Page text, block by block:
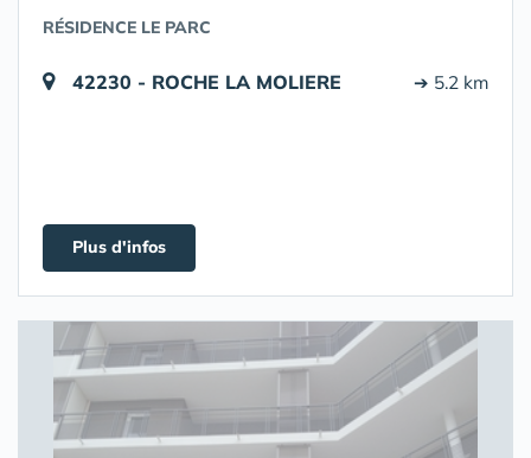
RÉSIDENCE LE PARC
42230 - ROCHE LA MOLIERE ➔ 5.2 km
Plus d'infos